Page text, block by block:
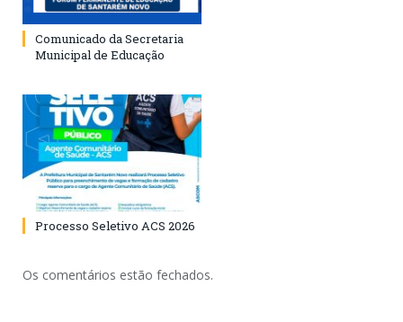
Comunicado da Secretaria
Municipal de Educação
Processo Seletivo ACS 2026
Os comentários estão fechados.